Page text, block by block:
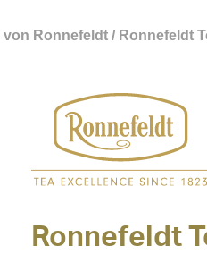
von Ronnefeldt / Ronnefeldt
Ronnefeldt